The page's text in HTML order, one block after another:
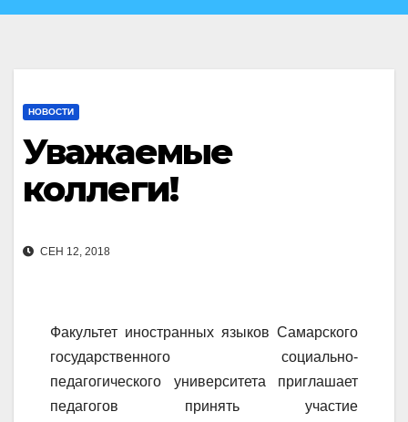
НОВОСТИ
Уважаемые
коллеги!
СЕН 12, 2018
Факультет иностранных языков Самарского
государственного социально-
педагогического университета приглашает
педагогов принять участие